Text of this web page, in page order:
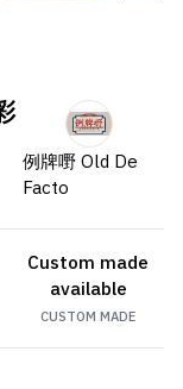
例牌嘢 Old De
Facto
Custom made
available
CUSTOM MADE